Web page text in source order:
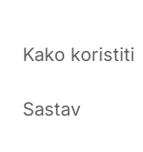
Kako koristiti
Sastav